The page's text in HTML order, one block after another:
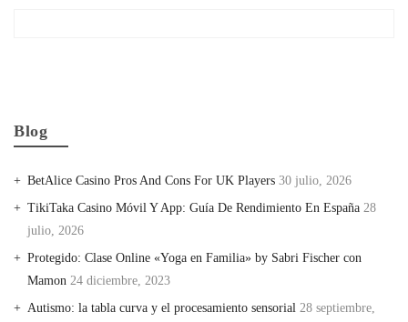
Blog
BetAlice Casino Pros And Cons For UK Players 30 julio, 2026
TikiTaka Casino Móvil Y App: Guía De Rendimiento En España 28
julio, 2026
Protegido: Clase Online «Yoga en Familia» by Sabri Fischer con
Mamon 24 diciembre, 2023
Autismo: la tabla curva y el procesamiento sensorial 28 septiembre,